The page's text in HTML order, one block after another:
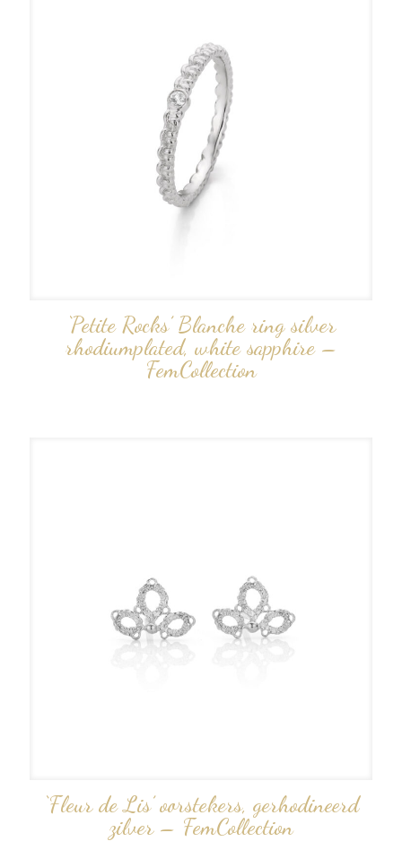
‘Petite Rocks’ Blanche ring silver
rhodiumplated, white sapphire –
FemCollection
‘Fleur de Lis’ oorstekers, gerhodineerd
zilver – FemCollection